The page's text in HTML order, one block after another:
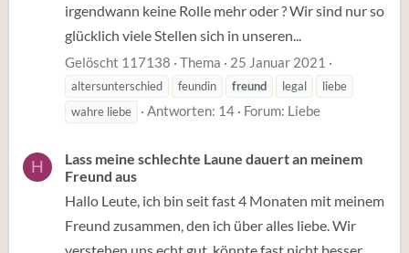
irgendwann keine Rolle mehr oder ? Wir sind nur so
glücklich viele Stellen sich in unseren...
Gelöscht 117138 Thema 25 Januar 2021
altersunterschied feundin freund legal
liebe
wahre liebe
Antworten: 14 Forum: Liebe
H
Lass meine schlechte Laune dauert an meinem
Freund aus
Hallo Leute, ich bin seit fast 4 Monaten mit meinem
Freund zusammen, den ich über alles liebe. Wir